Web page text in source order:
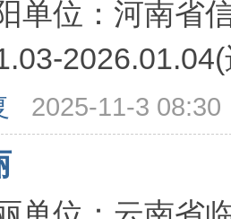
单位：河南省
2025-11-3 08:30